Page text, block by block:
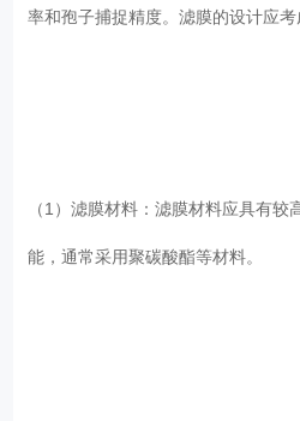
率和孢子捕捉精度。滤膜的设计应考虑
（1）滤膜材料：滤膜材料应具
能，通常采用聚碳酸酯等材料。